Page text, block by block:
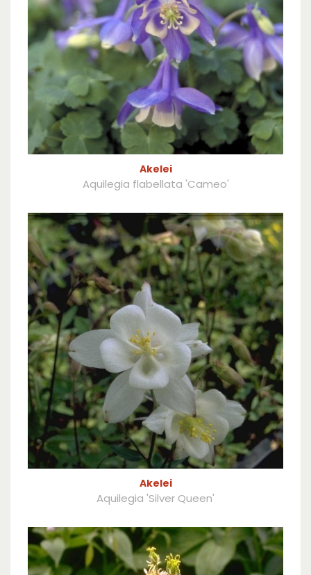
Akelei
Aquilegia flabellata 'Cameo'
Akelei
Aquilegia 'Silver Queen'